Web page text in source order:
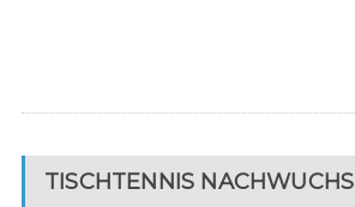
TISCHTENNIS NACHWUCHS